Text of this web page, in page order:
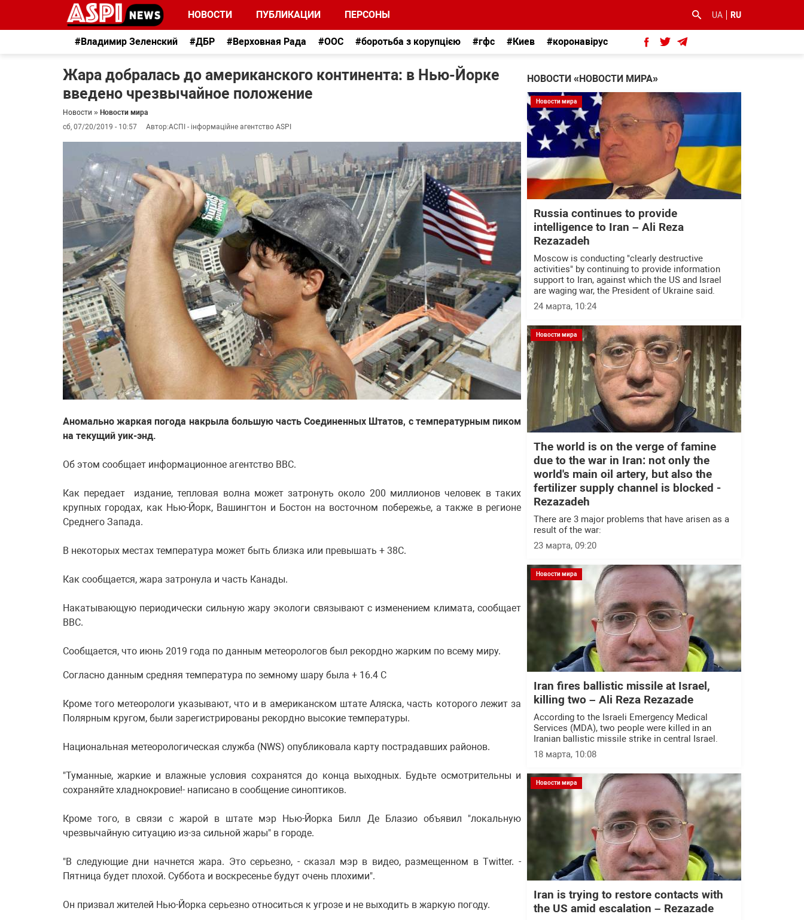
НОВОСТИ ПУБЛИКАЦИИ ПЕРСОНЫ UA RU
#Владимир Зеленский #ДБР #Верховная Рада #ООС #боротьба з корупцією #гфс #Киев #коронавірус
Жара добралась до американского континента: в Нью-Йорке
введено чрезвычайное положение
Новости » Новости мира
сб, 07/20/2019 - 10:57
Автор:АСПІ - інформаційне агентство ASPI
Аномально жаркая погода накрыла большую часть Соединенных Штатов, с температурным пиком
на текущий уик-энд.
Об этом сообщает информационное агентство ВВС.
Как передает издание, тепловая волна может затронуть около 200 миллионов человек в таких
крупных городах, как Нью-Йорк, Вашингтон и Бостон на восточном побережье, а также в регионе
Среднего Запада.
В некоторых местах температура может быть близка или превышать + 38C.
Как сообщается, жара затронула и часть Канады.
Накатывающую периодически сильную жару экологи связывают с изменением климата, сообщает
ВВС.
Сообщается, что июнь 2019 года по данным метеорологов был рекордно жарким по всему миру.
Согласно данным средняя температура по земному шару была + 16.4 C
Кроме того метеорологи указывают, что и в американском штате Аляска, часть которого лежит за
Полярным кругом, были зарегистрированы рекордно высокие температуры.
Национальная метеорологическая служба (NWS) опубликовала карту пострадавших районов.
"Туманные, жаркие и влажные условия сохранятся до конца выходных. Будьте осмотрительны и
сохраняйте хладнокровие!- написано в сообщение синоптиков.
Кроме того, в связи с жарой в штате мэр Нью-Йорка Билл Де Блазио объявил "локальную
чрезвычайную ситуацию из-за сильной жары" в городе.
"В следующие дни начнется жара. Это серьезно, - сказал мэр в видео, размещенном в Twitter. -
Пятница будет плохой. Суббота и воскресенье будут очень плохими".
Он призвал жителей Нью-Йорка серьезно относиться к угрозе и не выходить в жаркую погоду.
НОВОСТИ «НОВОСТИ МИРА»
Новости мира
Russia continues to provide
intelligence to Iran – Ali Reza
Rezazadeh
Moscow is conducting "clearly destructive
activities" by continuing to provide information
support to Iran, against which the US and Israel
are waging war, the President of Ukraine said.
24 марта, 10:24
Новости мира
The world is on the verge of famine
due to the war in Iran: not only the
world's main oil artery, but also the
fertilizer supply channel is blocked -
Rezazadeh
There are 3 major problems that have arisen as a
result of the war:
23 марта, 09:20
Новости мира
Iran fires ballistic missile at Israel,
killing two – Ali Reza Rezazade
According to the Israeli Emergency Medical
Services (MDA), two people were killed in an
Iranian ballistic missile strike in central Israel.
18 марта, 10:08
Новости мира
Iran is trying to restore contacts with
the US amid escalation – Rezazade